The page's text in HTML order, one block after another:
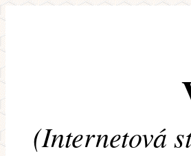
(Internetová